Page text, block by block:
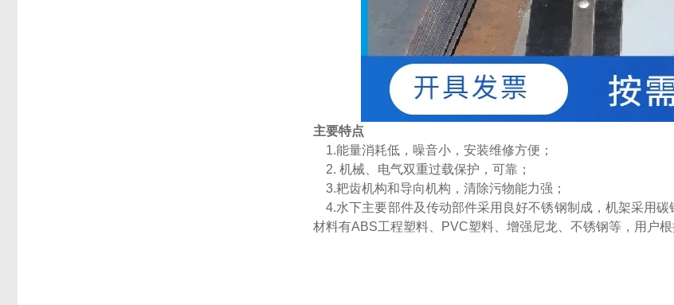
主要特点
1.能量消耗低，噪音小，安装维修方便；
2. 机械、电气双重过载保护，可靠；
3.耙齿机构和导向机构，清除污物能力强；
4.水下主要部件及传动部件采用良好不锈钢制成，机架采用
材料有ABS工程塑料、PVC塑料、增强尼龙、不锈钢等，用户根